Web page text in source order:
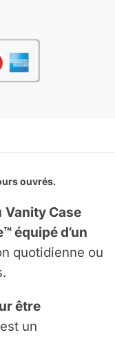
ouvrés.
Vanity Case
équipé d’un
quotidienne ou
être
un